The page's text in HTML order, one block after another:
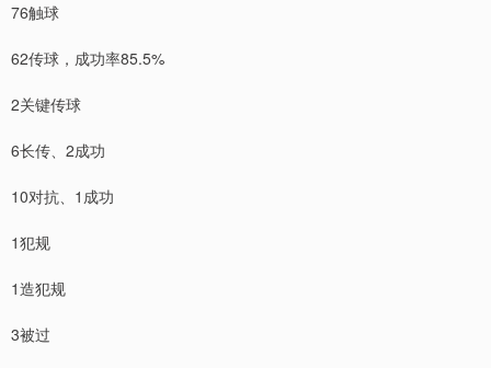
76触球
62传球，成功率85.5%
2关键传球
6长传、2成功
10对抗、1成功
1犯规
1造犯规
3被过
沪深300